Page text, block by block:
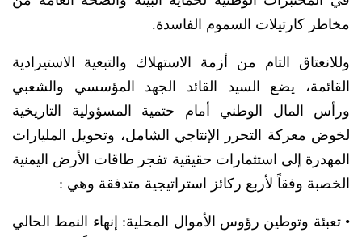
مخاطر كارتيلات السموم الفاسدة.
وللانعتاق التام من أزمة الاستهلاك والتبعية الاستيرادية
القائمة، يضع السيد القائد الجهد المؤسسي والشعبي
ورأس المال الوطني أمام حتمية المسؤولية التاريخية
لخوض معركة التحرر الإنتاجي الشامل، وتحويل المليارات
المهدرة إلى استثمارات حقيقية تفجر طاقات الأرض اليمنية
الخصبة وفقاً لأربع ركائز استراتيجية متدفقة وهي :
• تعبئة وتوطين رؤوس الأموال المحلية: إنهاء النمط الحالي